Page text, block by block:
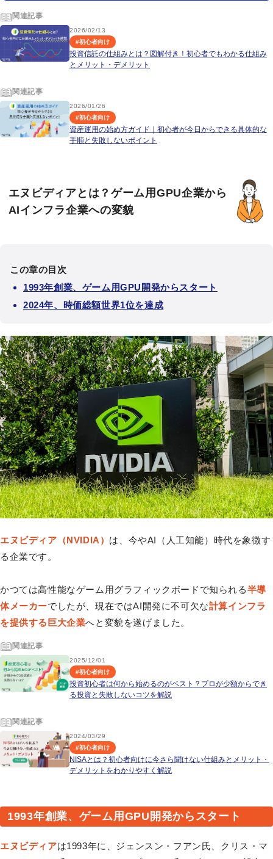
関連記事
2026/02/13
#初心者向け
投資信託の仕組みとは？図解付き！初心者でもわかる仕組み
とメリット・デメリット
関連記事
2026/01/26
#初心者向け
資産運用の始め方ガイド｜初心者が今日からできる具体的な
手順と失敗しないポイント
エヌビディアとは？ゲーム用GPU企業から
AIインフラ企業への変貌
この章の目次
1993年創業、ゲーム用GPU開発からスタート
2024年、時価総額世界1位を達成
エヌビディア（NVIDIA） は、今やAI（人工知能）時代を象徴す
る企業です。
かつては高性能なゲーム用グラフィックボードで知られる半導
体メーカーでしたが、現在ではAI開発に不可欠な計算インフラ
を提供する巨大企業へと変貌を遂げました。
関連記事
2025/12/01
#初心者向け
投資初心者は何から始めるのがベスト？プロが少額からでき
る投資と失敗しないコツを解説
関連記事
2024/03/29
#初心者向け
NISAとは？初心者向けに今さら聞けない仕組みとメリット・
デメリットをわかりやすく解説
1993年創業、ゲーム用GPU開発からスタート
エヌビディアは1993年に、ジェンスン・フアン氏、クリス・マ